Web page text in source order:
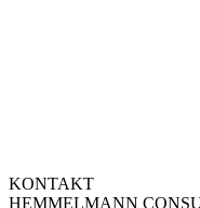
KONTAKT
HEMMELMANN